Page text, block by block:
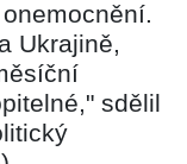
Ukrajině,
sdělil